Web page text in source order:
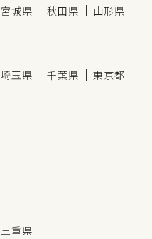
宮城県 秋田県
山形県
埼玉県 千葉県
東京都
三重県